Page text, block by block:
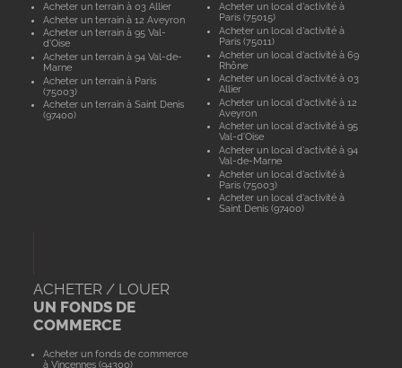
Acheter un terrain à 03 Allier
Acheter un terrain à 12 Aveyron
Acheter un terrain à 95 Val-
d'Oise
Acheter un terrain à 94 Val-de-
Marne
Acheter un terrain à Paris
(75003)
Acheter un terrain à Saint Denis
(97400)
Acheter un local d'activité à
Paris (75015)
Acheter un local d'activité à
Paris (75011)
Acheter un local d'activité à 69
Rhône
Acheter un local d'activité à 03
Allier
Acheter un local d'activité à 12
Aveyron
Acheter un local d'activité à 95
Val-d'Oise
Acheter un local d'activité à 94
Val-de-Marne
Acheter un local d'activité à
Paris (75003)
Acheter un local d'activité à
Saint Denis (97400)
ACHETER / LOUER
UN FONDS DE
COMMERCE
Acheter un fonds de commerce
à Vincennes (94300)